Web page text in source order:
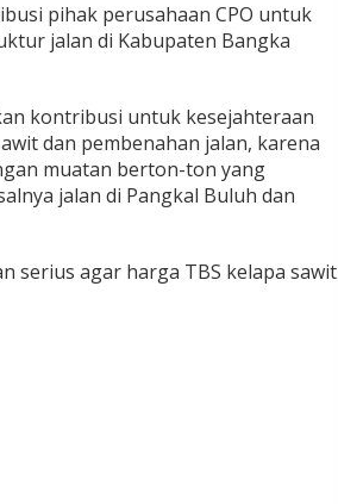
pihak perusahaan CPO untuk
jalan di Kabupaten Bangka
kontribusi untuk kesejahteraan
dan pembenahan jalan, karena
muatan berton-ton yang
jalan di Pangkal Buluh dan
serius agar harga TBS kelapa sawit